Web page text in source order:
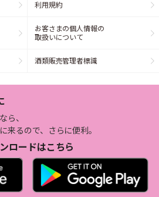
利用規約
お客さまの個人情報の
取扱いについて
酒類販売管理者標識
ら、
来るので、さらに便利。
ロードはこちら